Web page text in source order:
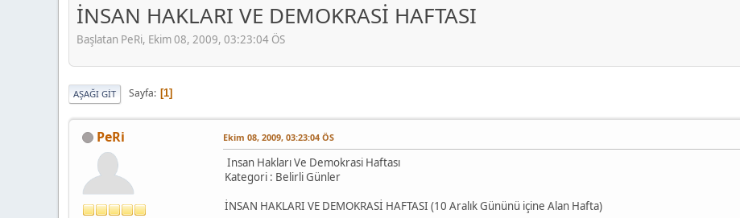
İNSAN HAKLARI VE DEMOKRASİ HAFTASI
Başlatan PeRi, Ekim 08, 2009, 03:23:04 ÖS
AŞAĞI GIT Sayfa 1
PeRi Ekim 08, 2009, 03:23:04 ÖS
Insan Hakları Ve Demokrasi Haftası
Kategori : Belirli Günler
İNSAN HAKLARI VE DEMOKRASİ HAFTASI (10 Aralık Gününü içine Alan Hafta)